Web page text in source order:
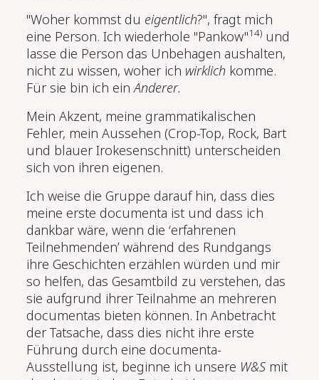
"Woher kommst du eigentlich?", fragt mich
eine Person. Ich wiederhole "Pankow"14) und
lasse die Person das Unbehagen aushalten,
nicht zu wissen, woher ich wirklich komme.
Für sie bin ich einAnderer.
Mein Akzent, meine grammatikalischen
Fehler, mein Aussehen (Crop-Top, Rock, Bart
und blauer Irokesenschnitt) unterscheiden
sich von ihren eigenen.
Ich weise die Gruppe darauf hin, dass dies
meine erste documenta ist und dass ich
dankbar wäre, wenn die ‘erfahrenen
Teilnehmenden’ während des Rundgangs
ihre Geschichten erzählen würden und mir
so helfen, das Gesamtbild zu verstehen, das
sie aufgrund ihrer Teilnahme an mehreren
documentas bieten können. In Anbetracht
der Tatsache, dass dies nicht ihre erste
Führung durch eine documenta-
Ausstellung ist, beginne ich unsere W&S mit